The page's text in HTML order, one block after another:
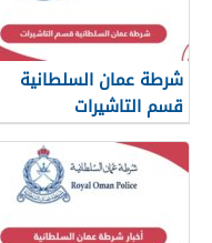
شرطة عمان السلطانية
قسم التاشيرات